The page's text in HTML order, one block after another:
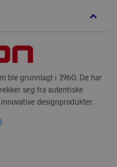
ble grunnlagt i 1960. De har
seg fra autentiske
designprodukter.